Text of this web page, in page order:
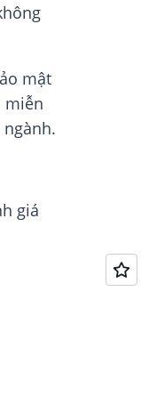
mật
miễn
giá